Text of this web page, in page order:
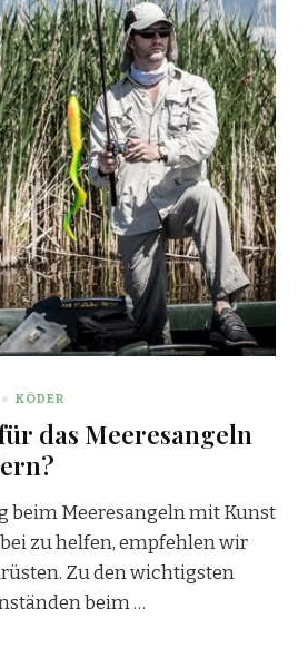
KÖDER
das Meeresangeln
beim Meeresangeln mit Kunst
zu helfen, empfehlen wir
Zu den wichtigsten
beim …